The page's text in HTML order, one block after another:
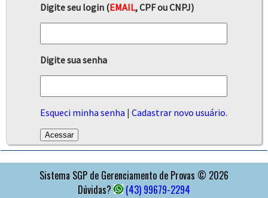
Digite seu login (EMAIL, CPF ou CNPJ)
Digite sua senha
Esqueci minha senha |Cadastrar novo usuário.
Sistema SGP de Gerenciamento de Provas © 2026
Dúvidas?
(43) 99679-2294